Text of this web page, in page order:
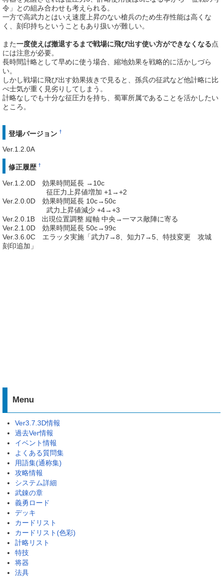
令」との組み合わせも考えられる。
一方で高武力とはいえ速度上昇のない槍兵のため生存性能は高くな
く、刻印持ちということもあり扱いが難しい。
また一度使えば撤退するまで戦場に飛び出す使い方ができなくなる点
には注意が必要。
長時間計略として早めに使う場合、縮地効果を戦略的に活かしづら
い。
しかし戦場に飛び出す効果抜きで見ると、孫呉の征武など他計略に比
べ士気が重く見劣りしてしまう。
計略なしでも十分な征圧力を持ち、蜀軍所属であることを活かしたい
ところ。
登場バージョン †
Ver.1.2.0A
修正履歴 †
Ver.1.2.0D 効果時間延長 →10c
征圧力上昇値増加 +1→+2
Ver.2.0.0D 効果時間延長 10c→50c
武力上昇値減少 +4→+3
Ver.2.0.1B 出現位置調整 縦軸 中央→一マス敵陣に寄る
Ver.2.1.0D 効果時間延長 50c→99c
Ver.3.6.0C エラッタ実施「武力7→8、知力7→5、特技変更 攻城
刻印追加」
Menu
Ver3.7.3D情報
過去Ver情報
イベント情報
よくある質問集
用語集(通称集)
攻略情報
システム詳細
武錬の章
義勇ロード
デッキ
カードリスト
カードリスト(色彩)
計略リスト
特技
将器
法具